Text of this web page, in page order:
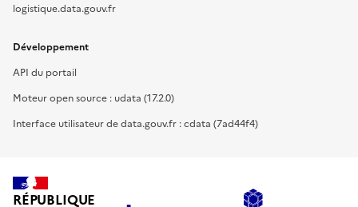
logistique.data.gouv.fr
Développement
API du portail
Moteur open source : udata (17.2.0)
Interface utilisateur de data.gouv.fr : cdata (7ad44f4)
RÉPUBLIQUE